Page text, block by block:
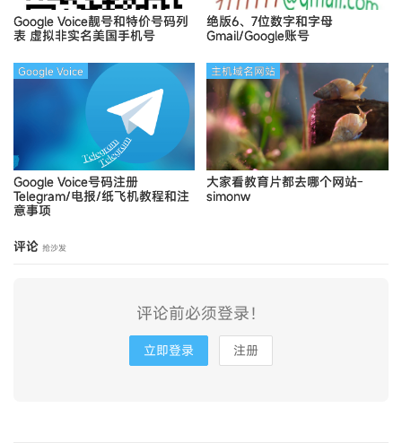
Google Voice靓号和特价号码列
表 虚拟非实名美国手机号
绝版6、7位数字和字母
Gmail/Google账号
Google Voice号码注册
Telegram/电报/纸飞机教程和注
意事项
Google Voice
大家看教育片都去哪个网站-
simonw
主机域名网站
评论 抢沙发
评论前必须登录！
立即登录 注册